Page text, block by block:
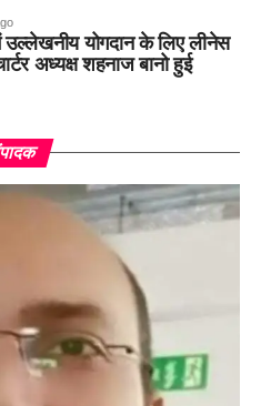
उल्लेखनीय योगदान के लिए लीनेस
अध्यक्ष शहनाज बानो हुई